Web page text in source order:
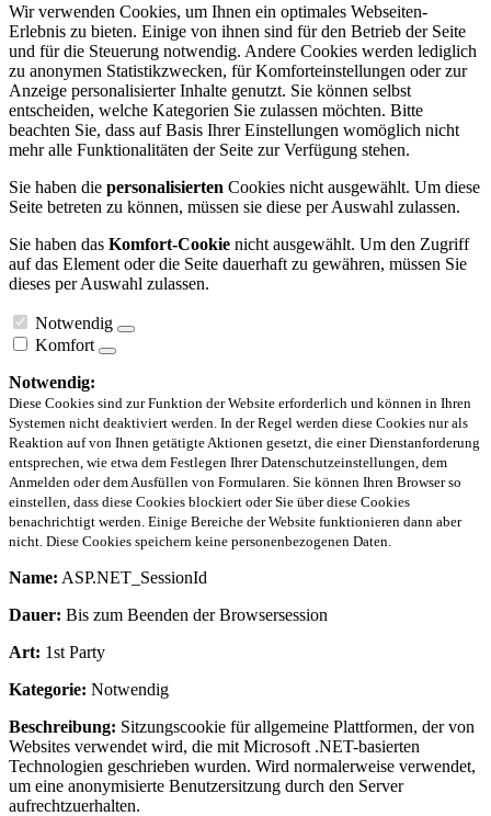
Wir verwenden Cookies, um Ihnen ein optimales Webseiten-
Erlebnis zu bieten. Einige von ihnen sind für den Betrieb der Seite
und für die Steuerung notwendig. Andere Cookies werden lediglich
zu anonymen Statistikzwecken, für Komforteinstellungen oder zur
Anzeige personalisierter Inhalte genutzt. Sie können selbst
entscheiden, welche Kategorien Sie zulassen möchten. Bitte
beachten Sie, dass auf Basis Ihrer Einstellungen womöglich nicht
mehr alle Funktionalitäten der Seite zur Verfügung stehen.
Sie haben die personalisierten Cookies nicht ausgewählt. Um diese
Seite betreten zu können, müssen sie diese per Auswahl zulassen.
Sie haben das Komfort-Cookie nicht ausgewählt. Um den Zugriff
auf das Element oder die Seite dauerhaft zu gewähren, müssen Sie
dieses per Auswahl zulassen.
Notwendig
Komfort
Notwendig:
Diese Cookies sind zur Funktion der Website erforderlich und können in Ihren
Systemen nicht deaktiviert werden. In der Regel werden diese Cookies nur als
Reaktion auf von Ihnen getätigte Aktionen gesetzt, die einer Dienstanforderung
entsprechen, wie etwa dem Festlegen Ihrer Datenschutzeinstellungen, dem
Anmelden oder dem Ausfüllen von Formularen. Sie können Ihren Browser so
einstellen, dass diese Cookies blockiert oder Sie über diese Cookies
benachrichtigt werden. Einige Bereiche der Website funktionieren dann aber
nicht. Diese Cookies speichern keine personenbezogenen Daten.
Name: ASP.NET_SessionId
Dauer: Bis zum Beenden der Browsersession
Art: 1st Party
Kategorie: Notwendig
Beschreibung: Sitzungscookie für allgemeine Plattformen, der von
Websites verwendet wird, die mit Microsoft .NET-basierten
Technologien geschrieben wurden. Wird normalerweise verwendet,
um eine anonymisierte Benutzersitzung durch den Server
aufrechtzuerhalten.